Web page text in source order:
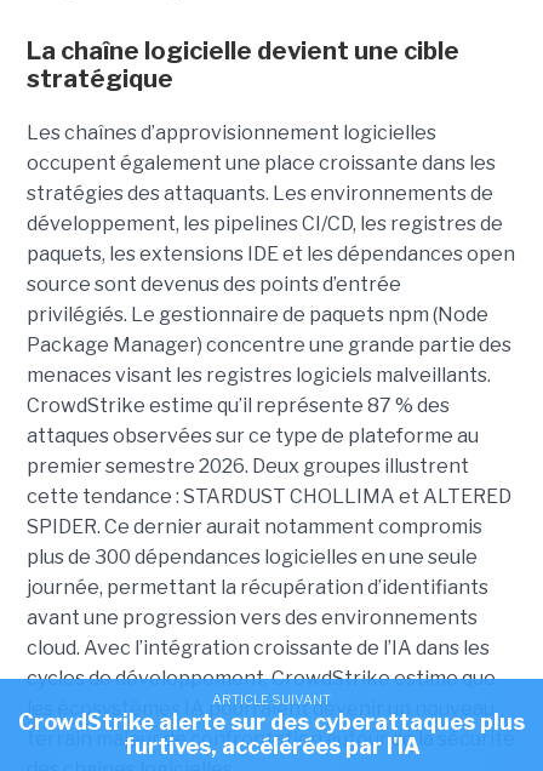
ARTICLE SUIVANT
CrowdStrike alerte sur des cyberattaques plus
furtives, accélérées par l'IA
La chaîne logicielle devient une cible
stratégique
Les chaînes d’approvisionnement logicielles
occupent également une place croissante dans les
stratégies des attaquants. Les environnements de
développement, les pipelines CI/CD, les registres de
paquets, les extensions IDE et les dépendances open
source sont devenus des points d’entrée
privilégiés. Le gestionnaire de paquets npm (Node
Package Manager) concentre une grande partie des
menaces visant les registres logiciels malveillants.
CrowdStrike estime qu’il représente 87 % des
attaques observées sur ce type de plateforme au
premier semestre 2026. Deux groupes illustrent
cette tendance : STARDUST CHOLLIMA et ALTERED
SPIDER. Ce dernier aurait notamment compromis
plus de 300 dépendances logicielles en une seule
journée, permettant la récupération d’identifiants
avant une progression vers des environnements
cloud. Avec l’intégration croissante de l’IA dans les
cycles de développement, CrowdStrike estime que
les écosystèmes IA pourraient devenir un nouveau
terrain majeur de confrontation autour de la sécurité